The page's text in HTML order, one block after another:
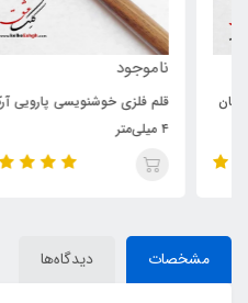
ناموجود
قلم فلزی خوشنویسی پارویی آرکان
مشخصات دیدگاه‌ها